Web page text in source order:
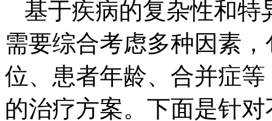
基于疾病的复杂性和特
需要综合考虑多种因素
位、患者年龄、合并症
的治疗方案。下面是针